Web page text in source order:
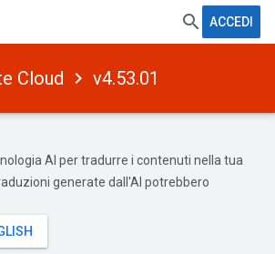
ACCEDI
Cloud v4.53.01
AI per tradurre i contenuti nella tua
generate dall'AI potrebbero